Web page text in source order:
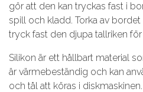
gör att den kan tryckas fast i
spill och kladd. Torka av
tryck fast den djupa tallriken
Silikon är ett hållbart material
är värmebeständig och kan
och tål att köras i diskmaskinen.